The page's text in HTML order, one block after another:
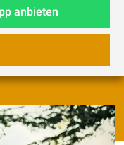
anbieten